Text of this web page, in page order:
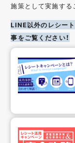
施策として実施する
LINE以外のレシー
事をご覧ください！